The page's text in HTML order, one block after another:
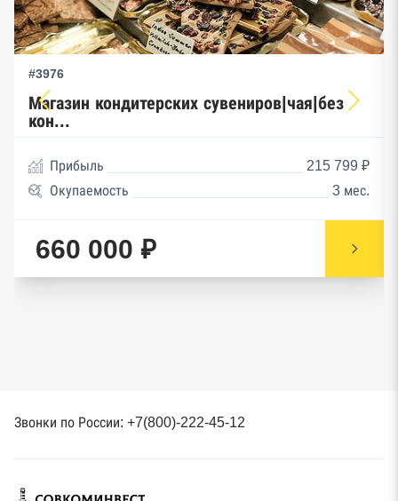
#3976
Магазин кондитерских сувениров|чая|без
кон...
Прибыль
215 799 ₽
Окупаемость
3 мес.
660 000 ₽
Звонки по России: +7(800)-222-45-12